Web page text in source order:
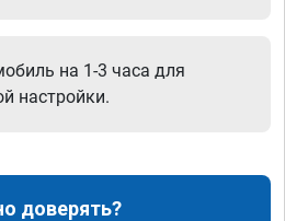
на 1-3 часа для
настройки.
доверять?